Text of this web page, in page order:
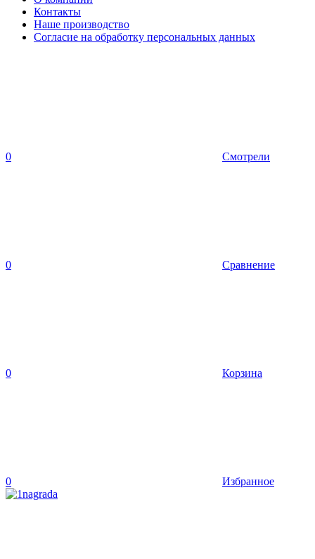
Контакты
Наше производство
Согласие на обработку персональных данных
0 Смотрели
0 Сравнение
0 Корзина
0 Избранное